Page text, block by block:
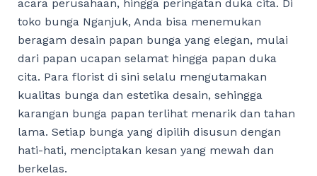
acara perusahaan, hingga peringatan duka cita. Di
toko bunga Nganjuk, Anda bisa menemukan
beragam desain papan bunga yang elegan, mulai
dari papan ucapan selamat hingga papan duka
cita. Para florist di sini selalu mengutamakan
kualitas bunga dan estetika desain, sehingga
karangan bunga papan terlihat menarik dan tahan
lama. Setiap bunga yang dipilih disusun dengan
hati-hati, menciptakan kesan yang mewah dan
berkelas.